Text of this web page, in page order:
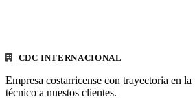
CDC INTERNACIONAL
Empresa costarricense con trayectoria en
técnico a nuestos clientes.